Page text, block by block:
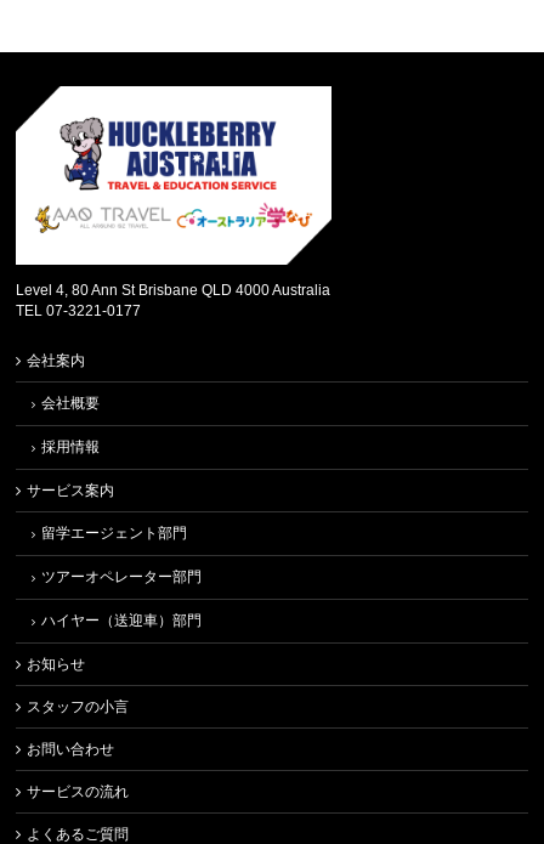
Level 4, 80 Ann St Brisbane QLD 4000 Australia
TEL 07-3221-0177
会社案内
会社概要
採用情報
サービス案内
留学エージェント部門
ツアーオペレーター部門
ハイヤー（送迎車）部門
お知らせ
スタッフの小言
お問い合わせ
サービスの流れ
よくあるご質問